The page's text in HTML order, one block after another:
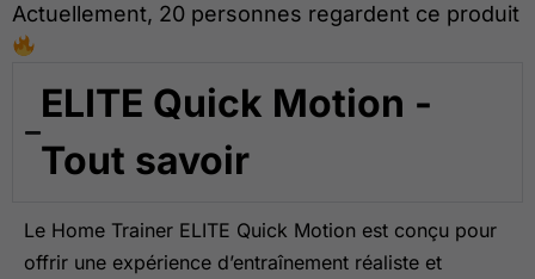
Actuellement, 20 personnes regardent ce produit
ELITE Quick Motion -
Tout savoir
Le Home Trainer ELITE Quick Motion est conçu pour
offrir une expérience d’entraînement réaliste et